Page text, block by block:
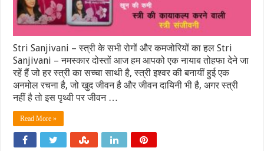
Stri Sanjivani – स्त्री के सभी रोगों और कमजोरियों का हल Stri
Sanjivani – नमस्कार दोस्तों आज हम आपको एक नायाब तोहफा देने जा
रहें हैं जो हर स्त्री का सच्चा साथी है, स्त्री इश्वर की बनायीं हुई एक
अनमोल रचना है, जो खुद जीवन है और जीवन दायिनी भी है, अगर स्त्री
नहीं है तो इस पृथ्वी पर जीवन …
Read More »